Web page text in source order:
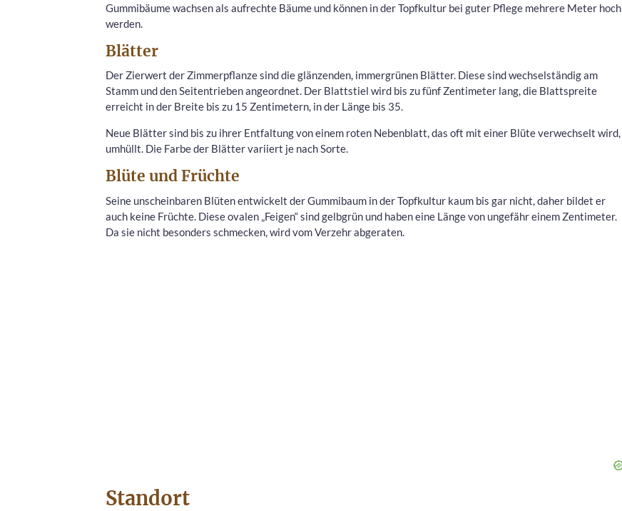
Gummibäume wachsen als aufrechte Bäume und können in der Topfkultur bei guter Pflege mehrere Meter hoch
werden.
Blätter
Der Zierwert der Zimmerpflanze sind die glänzenden, immergrünen Blätter. Diese sind wechselständig am
Stamm und den Seitentrieben angeordnet. Der Blattstiel wird bis zu fünf Zentimeter lang, die Blattspreite
erreicht in der Breite bis zu 15 Zentimetern, in der Länge bis 35.
Neue Blätter sind bis zu ihrer Entfaltung von einem roten Nebenblatt, das oft mit einer Blüte verwechselt wird,
umhüllt. Die Farbe der Blätter variiert je nach Sorte.
Blüte und Früchte
Seine unscheinbaren Blüten entwickelt der Gummibaum in der Topfkultur kaum bis gar nicht, daher bildet er
auch keine Früchte. Diese ovalen „Feigen“ sind gelbgrün und haben eine Länge von ungefähr einem Zentimeter.
Da sie nicht besonders schmecken, wird vom Verzehr abgeraten.
Standort